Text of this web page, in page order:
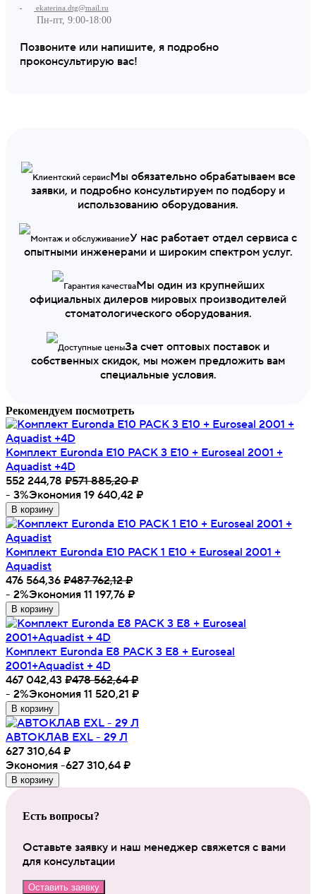
ekaterina.dtg@mail.ru
Пн-пт, 9:00-18:00
Позвоните или напишите, я подробно
проконсультирую вас!
Клиентский сервисМы обязательно обрабатываем все
заявки, и подробно консультируем по подбору и
использованию оборудования.
Монтаж и обслуживаниеУ нас работает отдел сервиса с
опытными инженерами и широким спектром услуг.
Гарантия качестваМы один из крупнейших
официальных дилеров мировых производителей
стоматологического оборудования.
Доступные ценыЗа счет оптовых поставок и
собственных скидок, мы можем предложить вам
специальные условия.
Рекомендуем посмотреть
Комплект Euronda E10 PACK 3 E10 + Euroseal 2001 +
Aquadist +4D
552 244,78 ₽571 885,20 ₽
- 3%Экономия 19 640,42 ₽
В корзину
Комплект Euronda E10 PACK 1 E10 + Euroseal 2001 +
Aquadist
476 564,36 ₽487 762,12 ₽
- 2%Экономия 11 197,76 ₽
В корзину
Комплект Euronda Е8 PACK 3 E8 + Euroseal
2001+Aquadist + 4D
467 042,43 ₽478 562,64 ₽
- 2%Экономия 11 520,21 ₽
В корзину
АВТОКЛАВ EXL - 29 Л
627 310,64 ₽
Экономия -627 310,64 ₽
В корзину
Есть вопросы?
Оставьте заявку и наш менеджер свяжется с вами
для консультации
Оставить заявку